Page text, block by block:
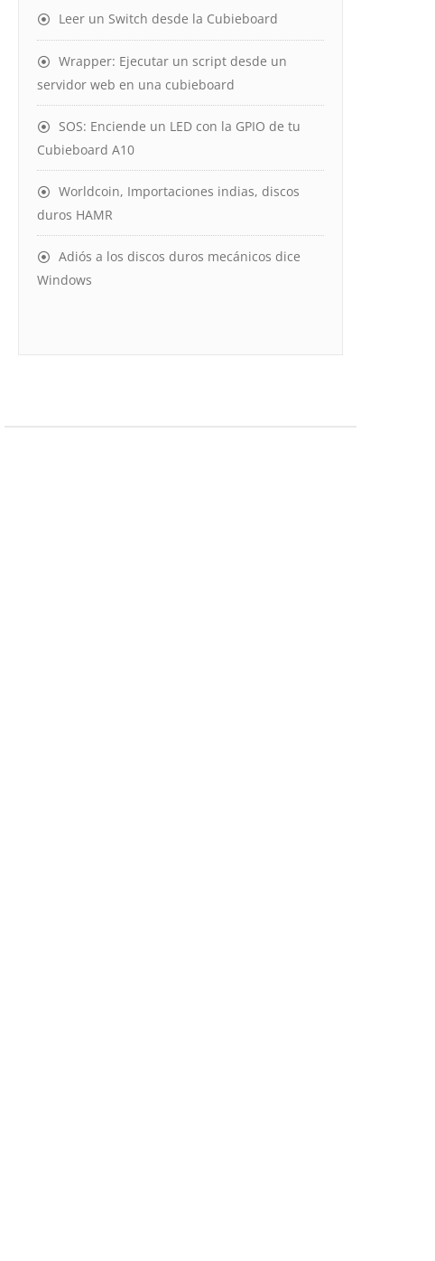
Leer un Switch desde la Cubieboard
Wrapper: Ejecutar un script desde un
servidor web en una cubieboard
SOS: Enciende un LED con la GPIO de tu
Cubieboard A10
Worldcoin, Importaciones indias, discos
duros HAMR
Adiós a los discos duros mecánicos dice
Windows